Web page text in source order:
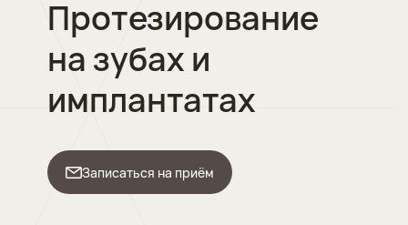
Протезирование
на зубах и
имплантатах
Записаться на приём